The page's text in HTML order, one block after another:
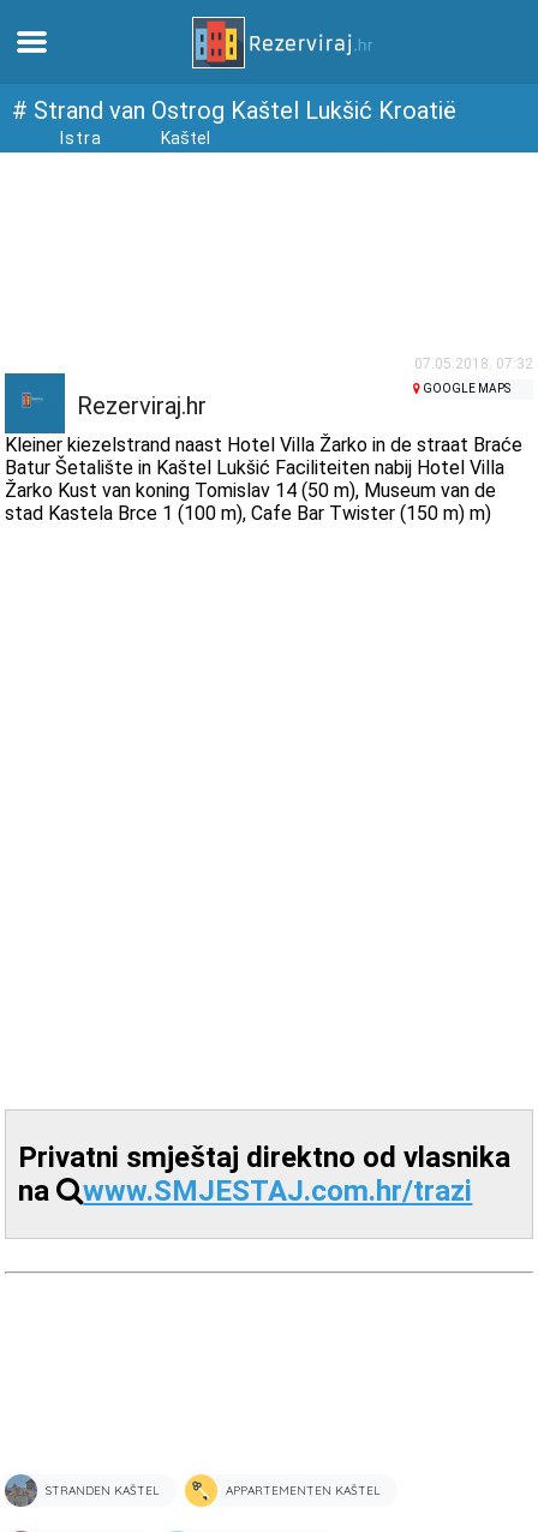
Thuis
webcams
Ontmoet Kroatië
musea
# Strand van Ostrog Kaštel Lukšić Kroatië
Istra Kaštel
07.05.2018. 07:32
Rezerviraj.hr
GOOGLE MAPS
Kleiner kiezelstrand naast Hotel Villa Žarko in de straat Braće
Batur Šetalište in Kaštel Lukšić Faciliteiten nabij Hotel Villa
Žarko Kust van koning Tomislav 14 (50 m), Museum van de
stad Kastela Brce 1 (100 m), Cafe Bar Twister (150 m) m)
Privatni smještaj direktno od vlasnika
na
www.SMJESTAJ.com.hr/trazi
STRANDEN KAŠTEL APPARTEMENTEN KAŠTEL